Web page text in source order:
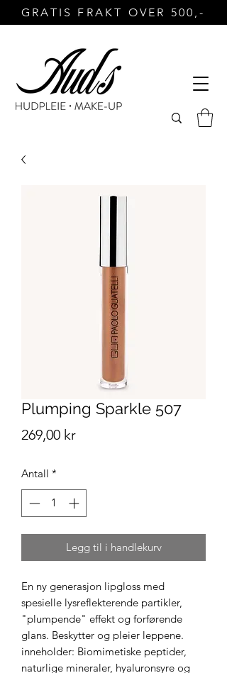
GRATIS FRAKT OVER 500,-
Plumping Sparkle 507
269,00 krPris
Antall *
Legg til i handlekurv
En ny generasjon lipgloss med
spesielle lysreflekterende partikler,
"plumpende" effekt og forførende
glans. Beskytter og pleier leppene.
inneholder: Biomimetiske peptider,
naturlige mineraler, hyaluronsyre og